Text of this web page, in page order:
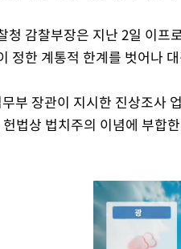
청 감찰부장은 지난 2일 이
정한 계통적 한계를 벗어나
부 장관이 지시한 진상조사
법상 법치주의 이념에 부합